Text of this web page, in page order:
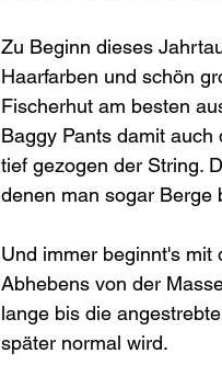
Zu Beginn dieses
Haarfarben und schön
Fischerhut am besten
Baggy Pants damit
tief gezogen der String.
denen man sogar Berge
Und immer beginnt's mit
Abhebens von der
lange bis die
später normal wird.